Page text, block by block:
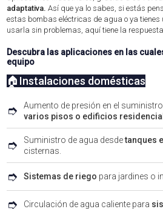
adaptativa. Así que ya lo sabes, si estás
estas bombas eléctricas de agua o ya tienes
usarla sin problemas, aquí tiene la
Descubra las aplicaciones en las
equipo
🏠Instalaciones domésticas
➮ Aumento de presión en el
varios pisos o edificios
➮ Suministro de agua desdetanques
cisternas.
➮ Sistemas de riego para jardines o
➮ Circulación de agua caliente para